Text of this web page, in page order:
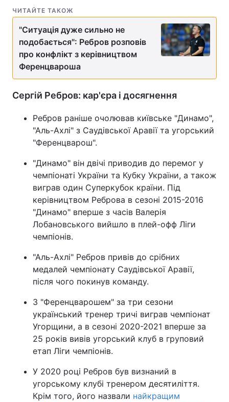
ЧИТАЙТЕ ТАКОЖ
"Ситуація дуже сильно не
подобається": Ребров розповів
про конфлікт з керівництвом
Ференцвароша
Сергій Ребров: кар'єра і досягнення
Ребров раніше очолював київське "Динамо",
"Аль-Ахлі" з Саудівської Аравії та угорський
"Ференцварош".
"Динамо" він двічі приводив до перемог у
чемпіонаті України та Кубку України, а також
виграв один Суперкубок країни. Під
керівництвом Реброва в сезоні 2015-2016
"Динамо" вперше з часів Валерія
Лобановського вийшло в плей-офф Ліги
чемпіонів.
"Аль-Ахлі" Ребров привів до срібних
медалей чемпіонату Саудівської Аравії,
після чого покинув команду.
З "Ференцварошем" за три сезони
український тренер тричі виграв чемпіонат
Угорщини, а в сезоні 2020-2021 вперше за
25 років вивів угорський клуб в груповий
етап Ліги чемпіонів.
У 2020 році Ребров був визнаний в
угорському клубі тренером десятиліття.
Крім того, його назвали найкращим